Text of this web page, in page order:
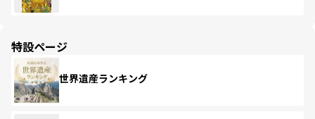
特設ページ
世界遺産ランキング